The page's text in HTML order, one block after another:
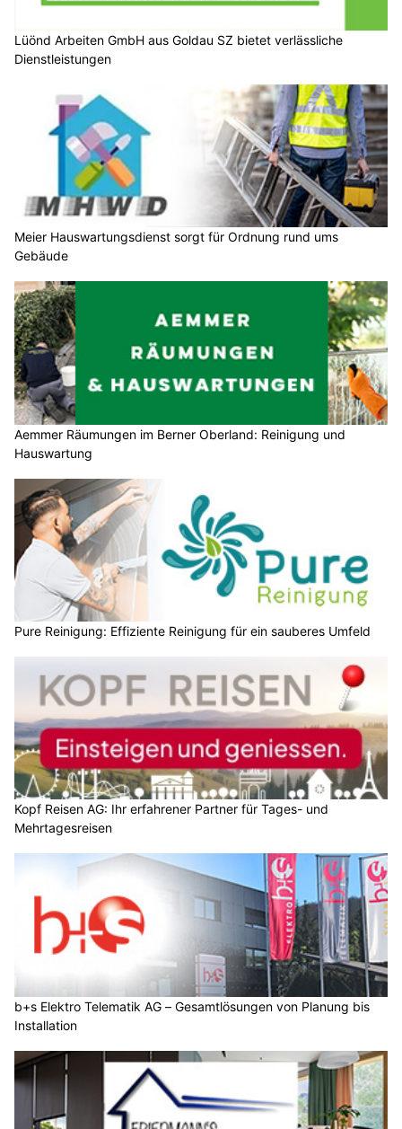
Lüönd Arbeiten GmbH aus Goldau SZ bietet verlässliche
Dienstleistungen
Meier Hauswartungsdienst sorgt für Ordnung rund ums
Gebäude
Aemmer Räumungen im Berner Oberland: Reinigung und
Hauswartung
Pure Reinigung: Effiziente Reinigung für ein sauberes Umfeld
Kopf Reisen AG: Ihr erfahrener Partner für Tages- und
Mehrtagesreisen
b+s Elektro Telematik AG – Gesamtlösungen von Planung bis
Installation